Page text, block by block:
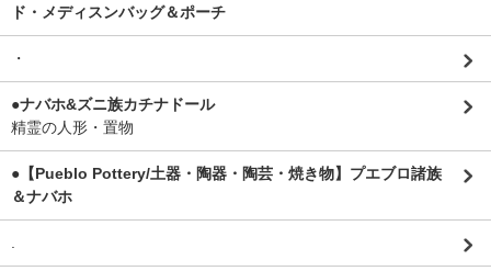
ド・メディスンバッグ＆ポーチ
・
●ナバホ&ズニ族カチナドール
精霊の人形・置物
●【Pueblo Pottery/土器・陶器・陶芸・焼き物】プエブロ諸族
＆ナバホ
.